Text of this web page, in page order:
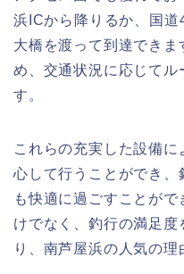
浜ICから降りるか、国
大橋を渡って到達でき
め、交通状況に応じて
す。
これらの充実した設備
心して行うことができ
も快適に過ごすことが
けでなく、釣行の満足
り、南芦屋浜の人気の理